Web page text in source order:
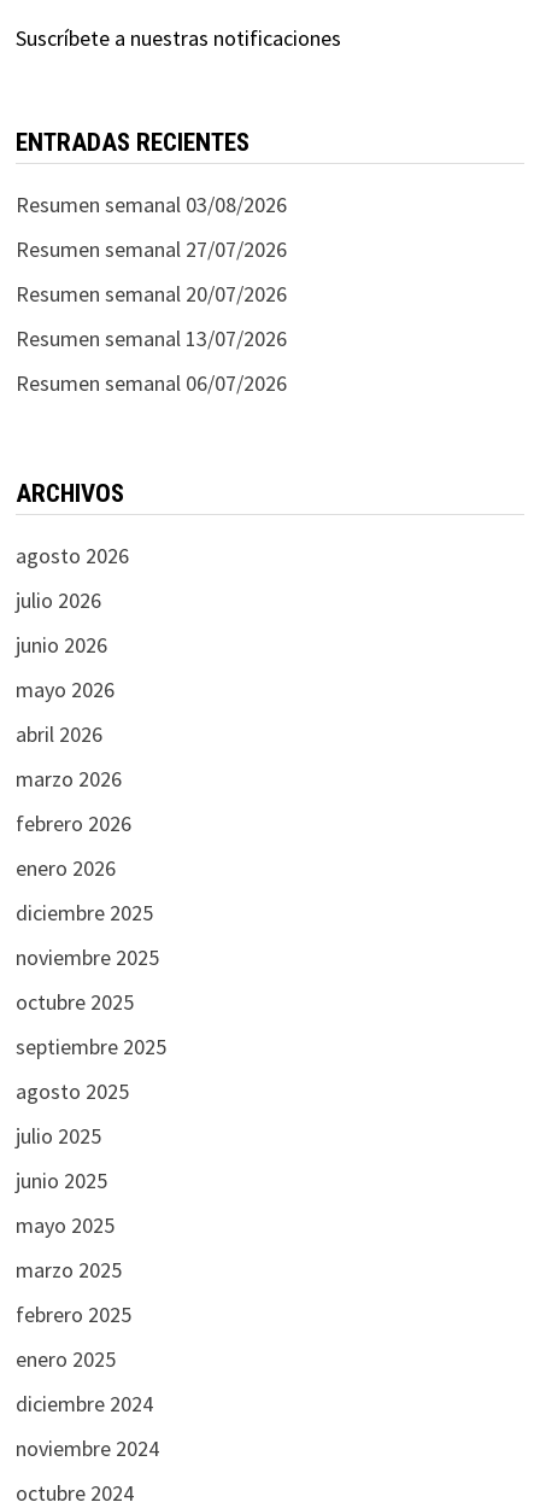
Suscríbete a nuestras notificaciones
ENTRADAS RECIENTES
Resumen semanal 03/08/2026
Resumen semanal 27/07/2026
Resumen semanal 20/07/2026
Resumen semanal 13/07/2026
Resumen semanal 06/07/2026
ARCHIVOS
agosto 2026
julio 2026
junio 2026
mayo 2026
abril 2026
marzo 2026
febrero 2026
enero 2026
diciembre 2025
noviembre 2025
octubre 2025
septiembre 2025
agosto 2025
julio 2025
junio 2025
mayo 2025
marzo 2025
febrero 2025
enero 2025
diciembre 2024
noviembre 2024
octubre 2024